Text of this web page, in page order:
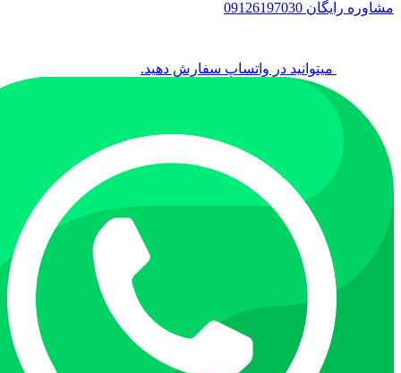
مشاوره رایگان 09126197030
میتوانید در واتساپ سفارش دهید.